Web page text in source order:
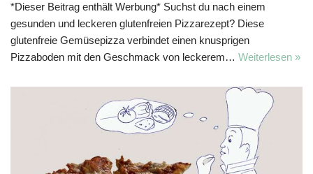
*Dieser Beitrag enthält Werbung* Suchst du nach einem
gesunden und leckeren glutenfreien Pizzarezept? Diese
glutenfreie Gemüsepizza verbindet einen knusprigen
Pizzaboden mit den Geschmack von leckerem… Weiterlesen »